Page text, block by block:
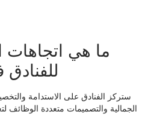
ما هي اتجاهات
ستركز الفنادق على الاستدامة
الجمالية والتصميمات متعددة الوظائف